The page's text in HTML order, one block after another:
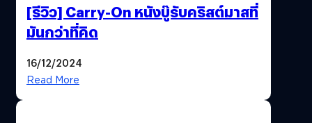
[รีวิว] Carry-On หนังบู๊รับคริสต์มาสที่
มันกว่าที่คิด
16/12/2024
Read More